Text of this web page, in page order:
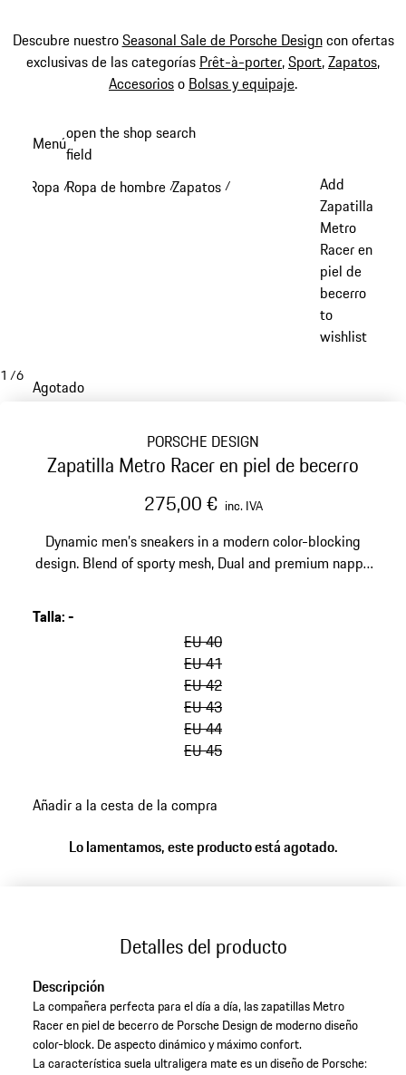
Descubre nuestroSeasonal Sale de Porsche Designcon ofertas
exclusivas de las categorías Prêt-à-porter,Sport,Zapatos,
Accesorioso Bolsas y equipaje.
principal
Menúopen the shop search
field
Ropa /Ropa de hombre /Zapatos /
Add
Zapatilla
Metro
Racer en
piel de
becerro
to
wishlist
1 /6
Agotado
PORSCHE DESIGN
Zapatilla Metro Racer en piel de becerro
275,00 € inc. IVA
Dynamic men’s sneakers in a modern color-blocking
design. Blend of sporty mesh, Dual and premium nappa
Talla:-
EU 40
EU 41
EU 42
EU 43
EU 44
EU 45
Añadir a la cesta de la compra
Lo lamentamos, este producto está agotado.
Detalles del producto
Descripción
La compañera perfecta para el día a día, las zapatillas Metro
Racer en piel de becerro de Porsche Design de moderno diseño
color-block. De aspecto dinámico y máximo confort.
La característica suela ultraligera mate es un diseño de Porsche: